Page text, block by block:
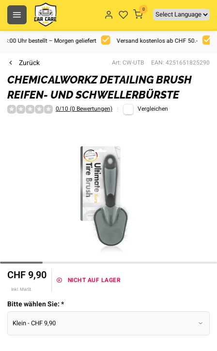
0
Uhr bestellt – Morgen geliefert Versand kostenlos ab CHF 50.-
Zurück Art: CW-UTB EAN: 4251651825290
CHEMICALWORKZ DETAILING BRUSH
REIFEN- UND SCHWELLERBÜRSTE
0/10 (0 Bewertungen) Vergleichen
CHF 9,90
Inkl. MwSt.
NICHT AUF LAGER
Bitte wählen Sie:*